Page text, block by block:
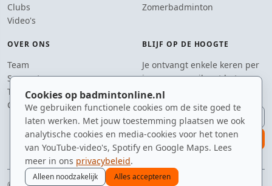
Cookies op badmintonline.nl
We gebruiken functionele cookies om de site goed te
laten werken. Met jouw toestemming plaatsen we ook
analytische cookies en media-cookies voor het tonen
van YouTube-video's, Spotify en Google Maps. Lees
meer in ons privacybeleid.
Alleen noodzakelijk Alles accepteren
Clubs
Video's
Zomerbadminton
OVER ONS
Team
Supporters
Tip de redactie
Contact
BLIJF OP DE HOOGTE
Je ontvangt enkele keren per
jaar een e-mail met het
laatste badmintonnieuws.
E-mailadres
aanmelden